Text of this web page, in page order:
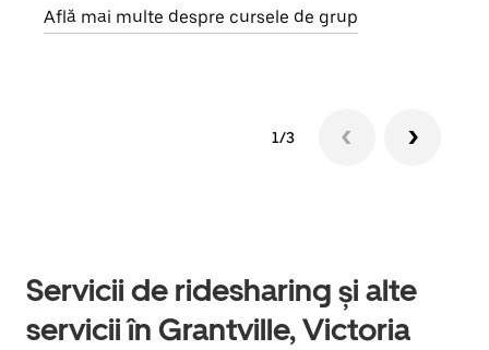
Află mai multe despre cursele de grup
1/3
Servicii de ridesharing și alte
servicii în Grantville, Victoria